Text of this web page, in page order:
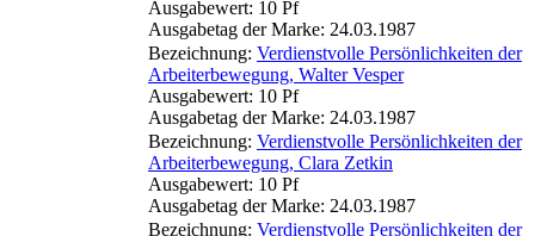
Ausgabewert: 10 Pf
Ausgabetag der Marke: 24.03.1987
Bezeichnung: Verdienstvolle Persönlichkeiten der
Arbeiterbewegung, Walter Vesper
Ausgabewert: 10 Pf
Ausgabetag der Marke: 24.03.1987
Bezeichnung: Verdienstvolle Persönlichkeiten der
Arbeiterbewegung, Clara Zetkin
Ausgabewert: 10 Pf
Ausgabetag der Marke: 24.03.1987
Bezeichnung: Verdienstvolle Persönlichkeiten der